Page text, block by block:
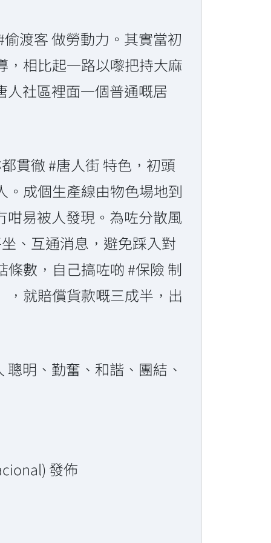
渡客 做勞動力。其實當初
，相比起一路以嚟把持大麻
人社區裡面一個普通嘅居
貫徹 #唐人街 特色，初頭
成個生產線由物色場地到
咁易被人發現。為咗分散風
、互通消息，避免踩入對
數，自己搞咗啲 #保險 制
就賠償貨款嘅三成半，出
明、勤奮、和諧、團結、
發佈